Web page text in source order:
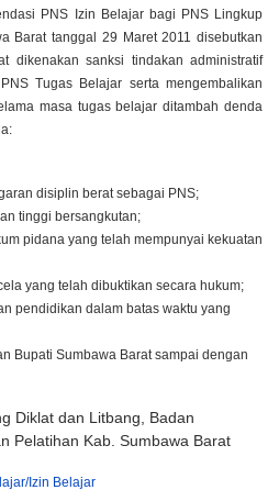
PNS Izin Belajar bagi PNS Lingkup
Barat tanggal 29 Maret 2011 disebutkan
dikenakan sanksi tindakan administratif
Tugas Belajar serta mengembalikan
masa tugas belajar ditambah denda
disiplin berat sebagai PNS;
tinggi bersangkutan;
pidana yang telah mempunyai kekuatan
yang telah dibuktikan secara hukum;
pendidikan dalam batas waktu yang
Bupati Sumbawa Barat sampai dengan
Diklat dan Litbang, Badan
Pelatihan Kab. Sumbawa Barat
Izin Belajar